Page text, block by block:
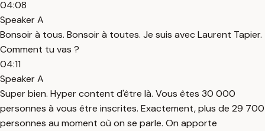
04:08
Speaker A
Bonsoir à tous. Bonsoir à toutes. Je suis avec Laurent Tapier.
Comment tu vas ?
04:11
Speaker A
Super bien. Hyper content d'être là. Vous êtes 30 000
personnes à vous être inscrites. Exactement, plus de 29 700
personnes au moment où on se parle. On apporte